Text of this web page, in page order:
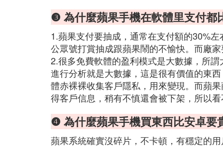
❸ 為什麼蘋果手機在軟體里支付都
1.蘋果支付要抽成，通常在支付額的30%
公眾號打賞抽成跟蘋果鬧的不愉快。而廠
2.很多免費軟體的盈利模式是大數據，所
進行分析就是大數據，這是很有價值的東
體赤裸裸收集客戶隱私，用來變現。而蘋
得客戶信息，稍有不慎還會被下架，所以
❹ 為什麼蘋果手機買東西比安卓要
蘋果系統確實沒碎片，不卡頓，有穩定的